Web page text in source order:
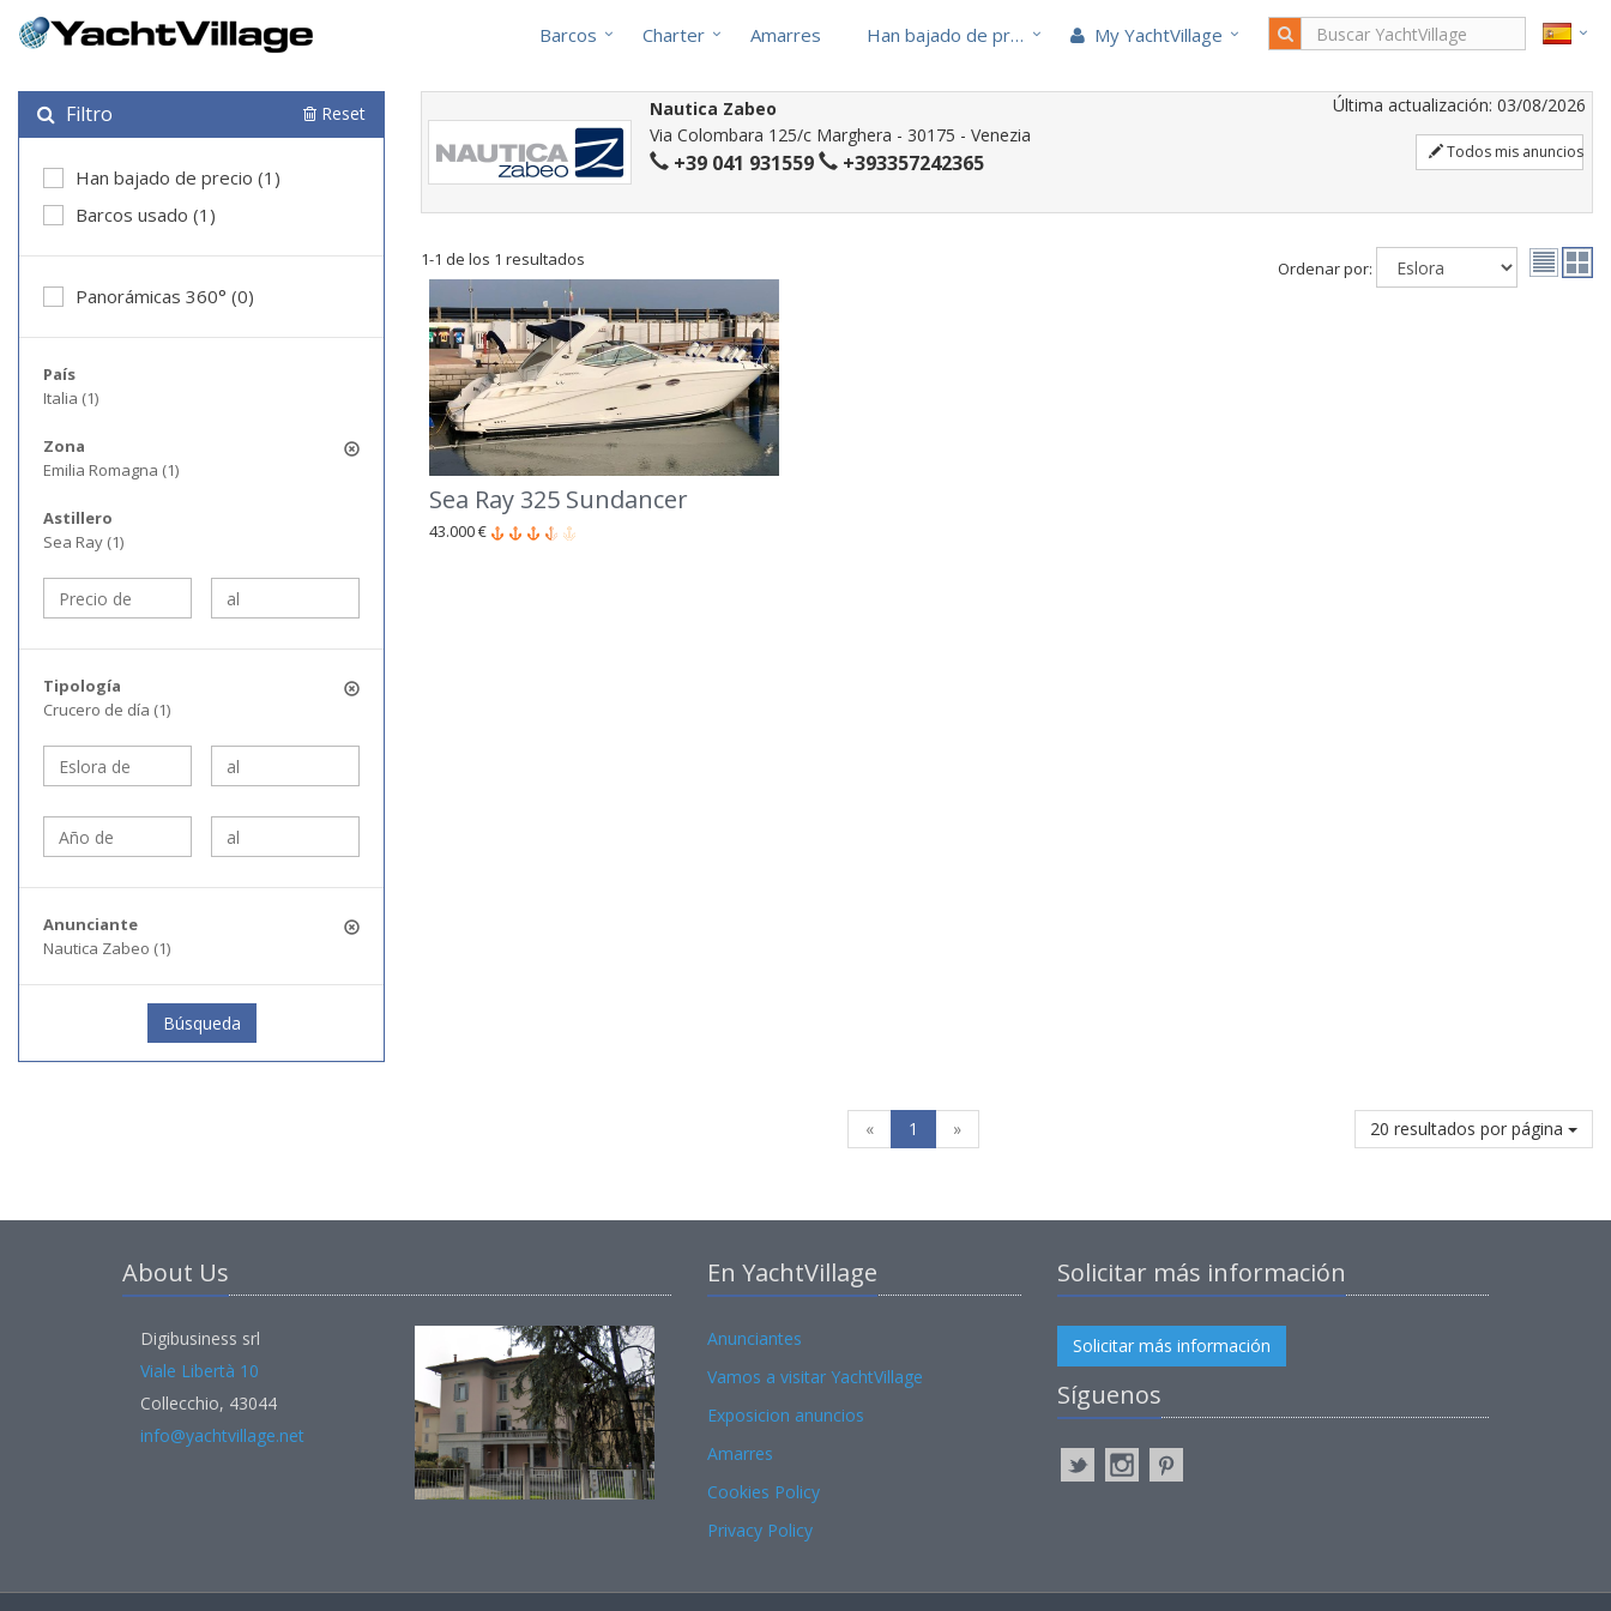
Barcos Charter Amarres Han bajado de precio My YachtVillage
Filtro Reset
Han bajado de precio (1)
Barcos usado (1)
Panorámicas 360° (0)
País
Italia (1)
Zona
Emilia Romagna (1)
Astillero
Sea Ray (1)
Tipología
Crucero de día (1)
Anunciante
Nautica Zabeo (1)
Búsqueda
Nautica Zabeo
Via Colombara 125/c Marghera - 30175 - Venezia
+39 041 931559 +393357242365 Todos mis anuncios
Última actualización: 03/08/2026
1-1 de los 1 resultados Ordenar por:
Sea Ray 325 Sundancer
43.000 €
« 1 » 20 resultados por página
About Us
Digibusiness srl
Viale Libertà 10
Collecchio, 43044
info@yachtvillage.net
En YachtVillage
Anunciantes
Vamos a visitar YachtVillage
Exposicion anuncios
Amarres
Cookies Policy
Privacy Policy
Solicitar más información
Solicitar más información
Síguenos